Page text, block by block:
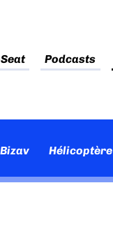
Podcasts
Bizav Hélicoptère